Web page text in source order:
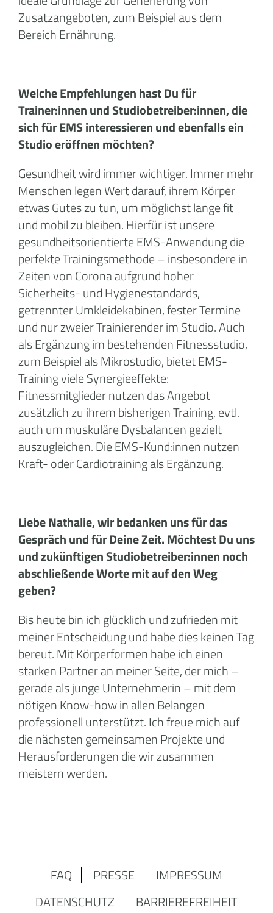
Zusatzangeboten, zum Beispiel aus dem
Bereich Ernährung.
Welche Empfehlungen hast Du für
Trainer:innen und Studiobetreiber:innen, die
sich für EMS interessieren und ebenfalls ein
Studio eröffnen möchten?
Gesundheit wird immer wichtiger. Immer mehr
Menschen legen Wert darauf, ihrem Körper
etwas Gutes zu tun, um möglichst lange fit
und mobil zu bleiben. Hierfür ist unsere
gesundheitsorientierte EMS-Anwendung die
perfekte Trainingsmethode – insbesondere in
Zeiten von Corona aufgrund hoher
Sicherheits- und Hygienestandards,
getrennter Umkleidekabinen, fester Termine
und nur zweier Trainierender im Studio. Auch
als Ergänzung im bestehenden Fitnessstudio,
zum Beispiel als Mikrostudio, bietet EMS-
Training viele Synergieeffekte:
Fitnessmitglieder nutzen das Angebot
zusätzlich zu ihrem bisherigen Training, evtl.
auch um muskuläre Dysbalancen gezielt
auszugleichen. Die EMS-Kund:innen nutzen
Kraft- oder Cardiotraining als Ergänzung.
Liebe Nathalie, wir bedanken uns für das
Gespräch und für Deine Zeit. Möchtest Du uns
und zukünftigen Studiobetreiber:innen noch
abschließende Worte mit auf den Weg
geben?
Bis heute bin ich glücklich und zufrieden mit
meiner Entscheidung und habe dies keinen Tag
bereut. Mit Körperformen habe ich einen
starken Partner an meiner Seite, der mich –
gerade als junge Unternehmerin – mit dem
nötigen Know-how in allen Belangen
professionell unterstützt. Ich freue mich auf
die nächsten gemeinsamen Projekte und
Herausforderungen die wir zusammen
meistern werden.
FAQ PRESSE
IMPRESSUM
DATENSCHUTZ
BARRIEREFREIHEIT